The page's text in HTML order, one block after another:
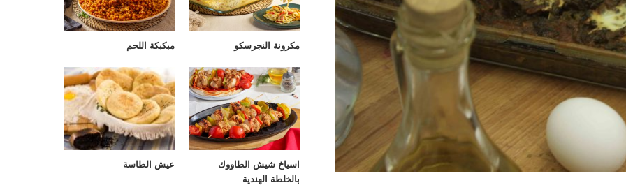
مكرونة النجرسكو مبكبكة اللحم
اسياخ شيش الطاووك
بالخلطة الهندية
عيش الطاسة